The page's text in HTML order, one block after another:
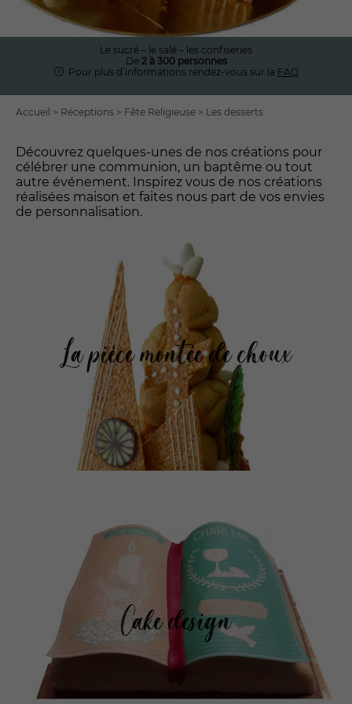
Le sucré – le salé – les confiseries
De 2 à 300 personnes
Pour plus d’informations rendez-vous sur la FAQ
Accueil > Réceptions > Fête Religieuse > Les desserts
Découvrez quelques-unes de nos créations pour
célébrer une communion, un baptême ou tout
autre événement. Inspirez vous de nos créations
réalisées maison et faites nous part de vos envies
de personnalisation.
La pièce montée de choux
Cake design